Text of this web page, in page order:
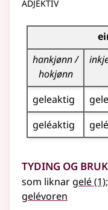
Bøyningstabell
hankjønn /
hokjønn
geleaktig
geléaktig
Tyding og bruk
som liknar gelé(1);
gelévoren